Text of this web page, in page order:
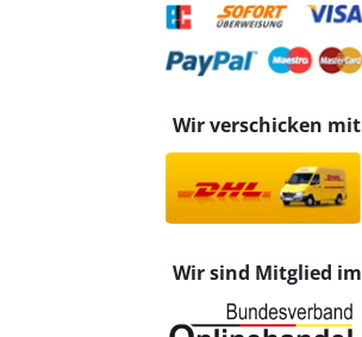
Wir verschicken mit
Wir sind Mitglied im